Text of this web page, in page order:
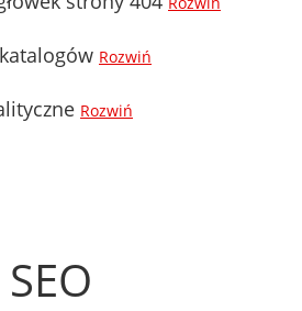
Rozwiń
Rozwiń